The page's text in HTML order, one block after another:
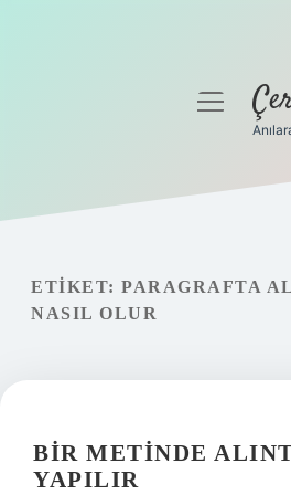
Gizlilik Politikası
Hakkımızda
menüyü
ETIKET: PARAGRAFTA
NASIL OLUR
BIR METINDE
YAPILIR